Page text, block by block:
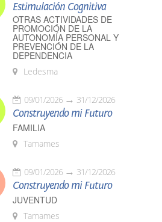
Estimulación Cognitiva
OTRAS ACTIVIDADES DE
PROMOCIÓN DE LA
AUTONOMÍA PERSONAL Y
PREVENCIÓN DE LA
DEPENDENCIA
Ledesma
09/01/2026 31/12/2026
Construyendo mi Futuro
FAMILIA
Tamames
09/01/2026 31/12/2026
Construyendo mi Futuro
JUVENTUD
Tamames